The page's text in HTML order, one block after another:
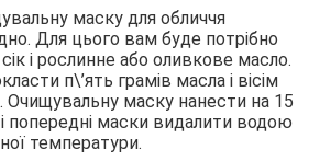
маску для обличчя
Для цього вам буде потрібно
і рослинне або оливкове масло.
п\’ять грамів масла і вісім
Очищувальну маску нанести на 15
попередні маски видалити водою
температури.